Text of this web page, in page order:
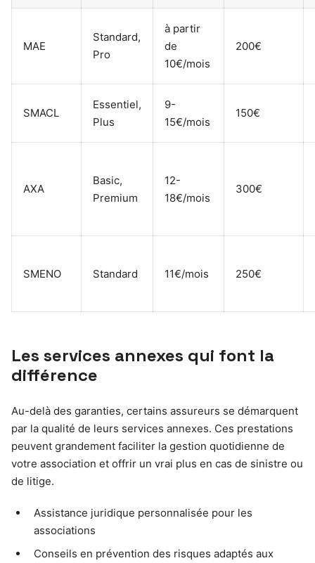
MAE
Standard,
Pro
à partir
de
10€/mois
200€
SMACL
Essentiel,
Plus
9-
15€/mois
150€
AXA
Basic,
Premium
12-
18€/mois
300€
SMENO Standard 11€/mois 250€
Les services annexes qui font la
différence
Au-delà des garanties, certains assureurs se démarquent
par la qualité de leurs services annexes. Ces prestations
peuvent grandement faciliter la gestion quotidienne de
votre association et offrir un vrai plus en cas de sinistre ou
de litige.
Assistance juridique personnalisée pour les
associations
Conseils en prévention des risques adaptés aux